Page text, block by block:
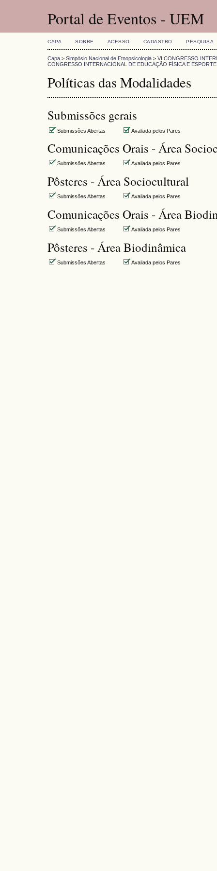
Portal de Eventos - UEM
CAPA SOBRE ACESSO CADASTRO PESQUISA
Capa > Simpósio Nacional de Etnopsicologia > VI CONGRESSO
CONGRESSO INTERNACIONAL DE EDUCAÇÃO FÍSICA E
Políticas das Modalidades
Submissões gerais
Submissões Abertas Avaliada pelos Pares
Comunicações Orais - Área
Submissões Abertas Avaliada pelos Pares
Pôsteres - Área Sociocultural
Submissões Abertas Avaliada pelos Pares
Comunicações Orais - Área
Submissões Abertas Avaliada pelos Pares
Pôsteres - Área Biodinâmica
Submissões Abertas Avaliada pelos Pares